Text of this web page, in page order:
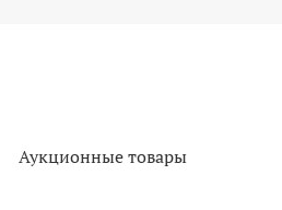
Аукционные товары